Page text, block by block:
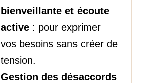
bienveillante et écoute
active : pour exprimer
vos besoins sans créer de
tension.
Gestion des désaccords